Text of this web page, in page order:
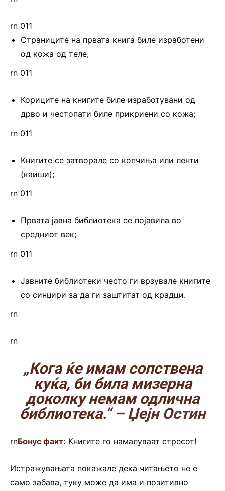
rn 011
Страниците на првата книга биле изработени
од кожа од теле;
rn 011
Кориците на книгите биле изработувани од
дрво и честопати биле прикриени со кожа;
rn 011
Книгите се затворале со копчиња или ленти
(каиши);
rn 011
Првата јавна библиотека се појавила во
средниот век;
rn 011
Јавните библиотеки често ги врзувале книгите
со синџири за да ги заштитат од крадци.
rn
rn
„Кога ќе имам сопствена
куќа, би била мизерна
доколку немам одлична
библиотека.“– Џејн Остин
rnБонус факт: Книгите го намалуваат стресот!
Истражувањата покажале дека читањето не е
само забава, туку може да има и позитивно